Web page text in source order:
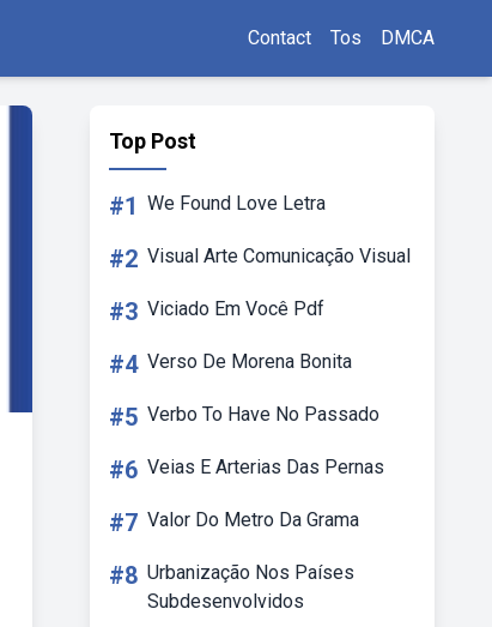
Contact Tos DMCA
Top Post
#1 We Found Love Letra
#2 Visual Arte Comunicação Visual
#3 Viciado Em Você Pdf
#4 Verso De Morena Bonita
#5 Verbo To Have No Passado
#6 Veias E Arterias Das Pernas
#7 Valor Do Metro Da Grama
#8 Urbanização Nos Países
Subdesenvolvidos